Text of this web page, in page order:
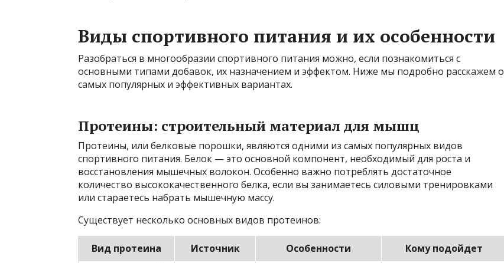
Виды спортивного питания и их особенности
Разобраться в многообразии спортивного питания можно, если познакомиться с
основными типами добавок, их назначением и эффектом. Ниже мы подробно расскажем о
самых популярных и эффективных вариантах.
Протеины: строительный материал для мышц
Протеины, или белковые порошки, являются одними из самых популярных видов
спортивного питания. Белок — это основной компонент, необходимый для роста и
восстановления мышечных волокон. Особенно важно потреблять достаточное
количество высококачественного белка, если вы занимаетесь силовыми тренировками
или стараетесь набрать мышечную массу.
Существует несколько основных видов протеинов:
Вид протеина Источник Особенности
Кому подойдет